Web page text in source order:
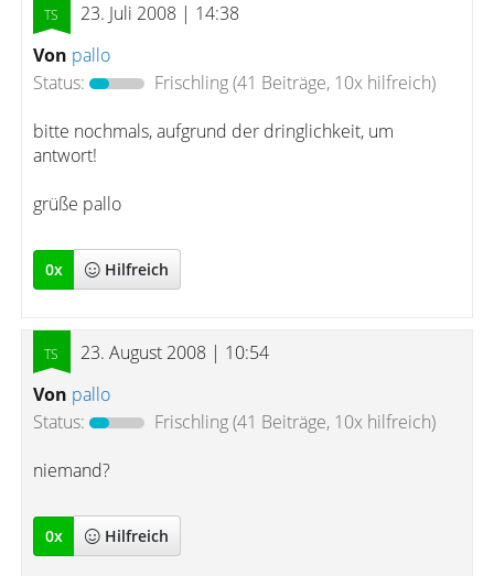
23. Juli 2008 | 14:38
Von pallo
Status:
Frischling(41 Beiträge, 10x hilfreich)
bitte nochmals, aufgrund der dringlichkeit, um
antwort!
grüße pallo
0x Hilfreich
23. August 2008 | 10:54
Von pallo
Status:
Frischling(41 Beiträge, 10x hilfreich)
niemand?
0x Hilfreich